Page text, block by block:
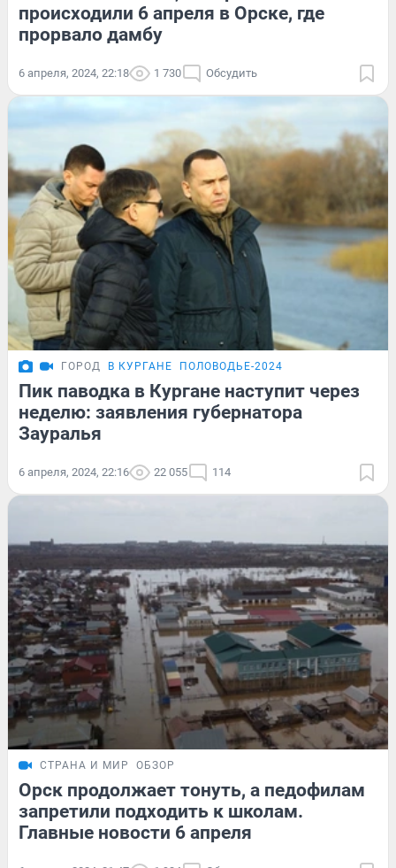
происходили 6 апреля в Орске, где
прорвало дамбу
6 апреля, 2024, 22:18 1 730 Обсудить
ГОРОД В КУРГАНЕ ПОЛОВОДЬЕ-2024
Пик паводка в Кургане наступит через
неделю: заявления губернатора
Зауралья
6 апреля, 2024, 22:16 22 055 114
СТРАНА И МИР ОБЗОР
Орск продолжает тонуть, а педофилам
запретили подходить к школам.
Главные новости 6 апреля